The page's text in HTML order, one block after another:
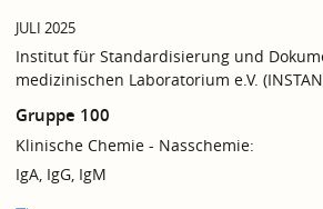
JULI 2025
Institut für Standardisierung und
medizinischen Laboratorium e.V.
Gruppe 100
Klinische Chemie - Nasschemie:
IgA, IgG, IgM